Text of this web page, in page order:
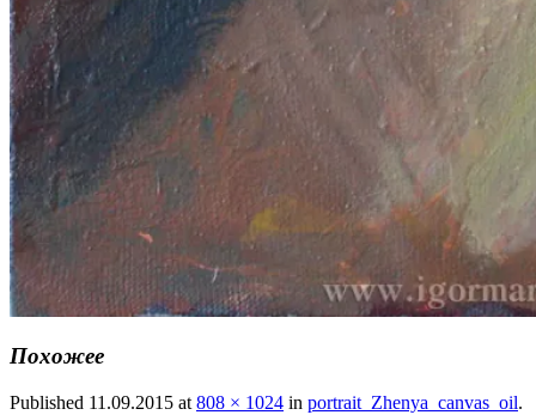
Похожее
Published 11.09.2015 at 808 × 1024 in portrait_Zhenya_canvas_oil.